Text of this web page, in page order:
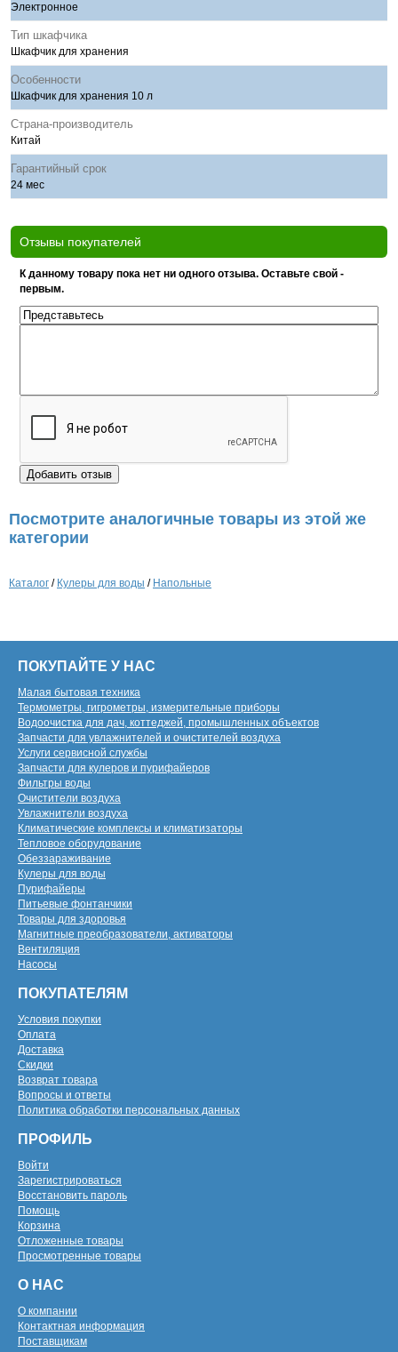
Электронное
Тип шкафчика
Шкафчик для хранения
Особенности
Шкафчик для хранения 10 л
Страна-производитель
Китай
Гарантийный срок
24 мес
Отзывы покупателей
К данному товару пока нет ни одного отзыва. Оставьте свой -
первым.
Посмотрите аналогичные товары из этой же
категории
Каталог / Кулеры для воды / Напольные
ПОКУПАЙТЕ У НАС
Малая бытовая техника
Термометры, гигрометры, измерительные приборы
Водоочистка для дач, коттеджей, промышленных объектов
Запчасти для увлажнителей и очистителей воздуха
Услуги сервисной службы
Запчасти для кулеров и пурифайеров
Фильтры воды
Очистители воздуха
Увлажнители воздуха
Климатические комплексы и климатизаторы
Тепловое оборудование
Обеззараживание
Кулеры для воды
Пурифайеры
Питьевые фонтанчики
Товары для здоровья
Магнитные преобразователи, активаторы
Вентиляция
Насосы
ПОКУПАТЕЛЯМ
Условия покупки
Оплата
Доставка
Скидки
Возврат товара
Вопросы и ответы
Политика обработки персональных данных
ПРОФИЛЬ
Войти
Зарегистрироваться
Восстановить пароль
Помощь
Корзина
Отложенные товары
Просмотренные товары
О НАС
О компании
Контактная информация
Поставщикам